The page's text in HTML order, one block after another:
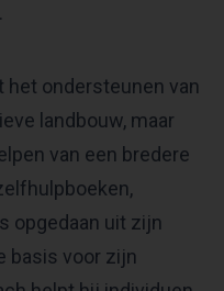
het ondersteunen van
landbouw, maar
van een bredere
opgedaan uit zijn
basis voor zijn